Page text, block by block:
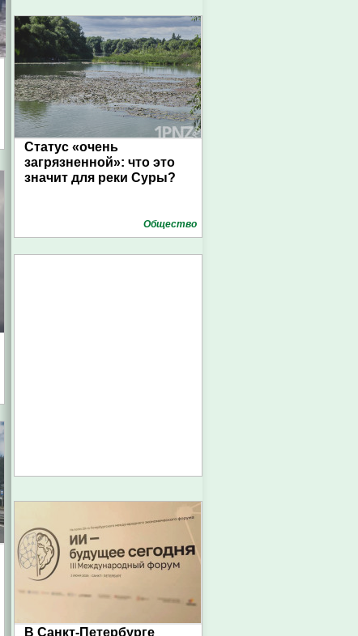
Статус «очень
загрязненной»: что это
значит для реки Суры?
Общество
В Санкт-Петербурге